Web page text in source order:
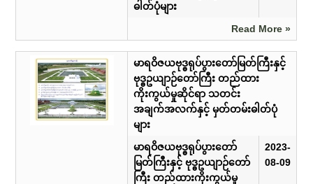
ဓါတ်ပုံများ
Read More »
မာရဝိဇယဗုဒ္ဓရုပ်ပွားတော်မြတ်ကြီးနှင့်
ဗုဒ္ဓဥယျာဉ်တော်ကြီး တည်ထား
ကိုးကွယ်မှုဆိုင်ရာ သတင်း
အချက်အလက်နှင့် မှတ်တမ်းဓါတ်ပုံ
များ
မာရဝိဇယဗုဒ္ဓရုပ်ပွားတော်
မြတ်ကြီးနှင့် ဗုဒ္ဓဥယျာဉ်တော်
ကြီး တည်ထားကိုးကွယ်မှု
2023-
08-09